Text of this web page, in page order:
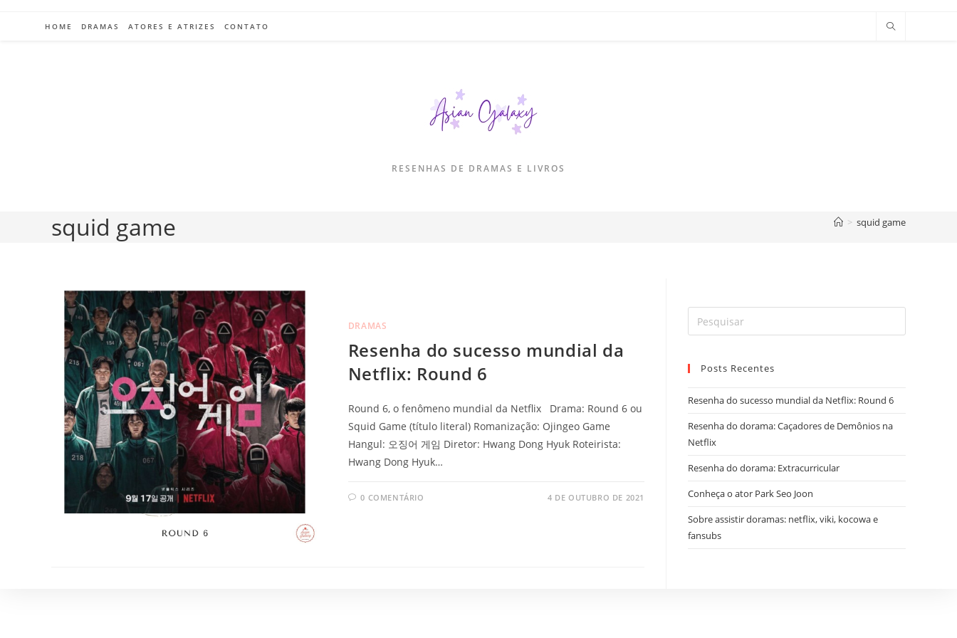
HOME DRAMAS ATORES E ATRIZES CONTATO
RESENHAS DE DRAMAS E LIVROS
squid game > squid game
DRAMAS
Resenha do sucesso mundial da
Netflix: Round 6
Round 6, o fenômeno mundial da Netflix Drama: Round 6 ou
Squid Game (título literal) Romanização: Ojingeo Game
Hangul: 오징어 게임 Diretor: Hwang Dong Hyuk Roteirista:
Hwang Dong Hyuk…
0 COMENTÁRIO 4 DE OUTUBRO DE 2021
Posts Recentes
Resenha do sucesso mundial da Netflix: Round 6
Resenha do dorama: Caçadores de Demônios na
Netflix
Resenha do dorama: Extracurricular
Conheça o ator Park Seo Joon
Sobre assistir doramas: netflix, viki, kocowa e
fansubs